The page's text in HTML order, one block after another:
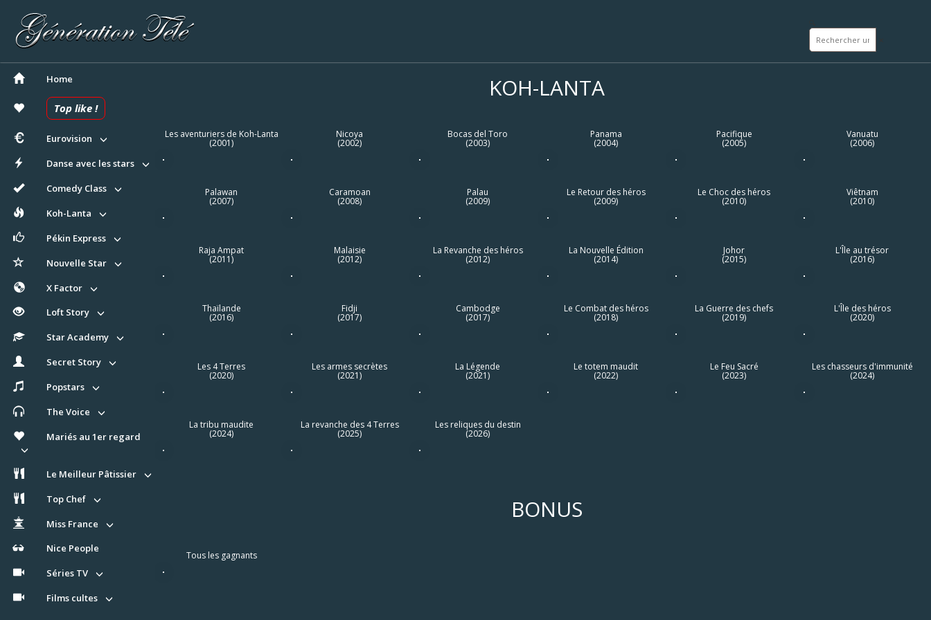
Home
Top like !
Eurovision
Danse avec les stars
Comedy Class
Koh-Lanta
Pékin Express
Nouvelle Star
X Factor
Loft Story
Star Academy
Secret Story
Popstars
The Voice
Mariés au 1er regard
Le Meilleur Pâtissier
Top Chef
Miss France
Nice People
Séries TV
Films cultes
KOH-LANTA
Les aventuriers de Koh-Lanta
(2001)
Nicoya
(2002)
Bocas del Toro
(2003)
Panama
(2004)
Pacifique
(2005)
Vanuatu
(2006)
Palawan
(2007)
Caramoan
(2008)
Palau
(2009)
Le Retour des héros
(2009)
Le Choc des héros
(2010)
Viêtnam
(2010)
Raja Ampat
(2011)
Malaisie
(2012)
La Revanche des héros
(2012)
La Nouvelle Édition
(2014)
Johor
(2015)
L'Île au trésor
(2016)
Thaïlande
(2016)
Fidji
(2017)
Cambodge
(2017)
Le Combat des héros
(2018)
La Guerre des chefs
(2019)
L'Île des héros
(2020)
Les 4 Terres
(2020)
Les armes secrètes
(2021)
La Légende
(2021)
Le totem maudit
(2022)
Le Feu Sacré
(2023)
Les chasseurs d'immunité
(2024)
La tribu maudite
(2024)
La revanche des 4 Terres
(2025)
Les reliques du destin
(2026)
BONUS
Tous les gagnants